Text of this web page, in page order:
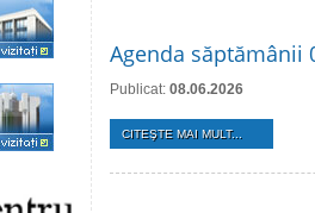
Agenda săptămânii
Publicat: 08.06.2026
CITEŞTE MAI MULT...